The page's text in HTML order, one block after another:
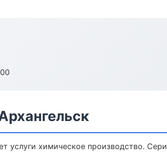
услуги химическое производство.